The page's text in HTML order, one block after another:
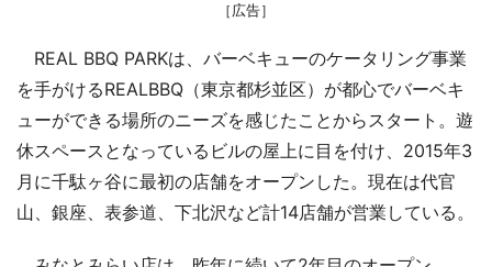
［広告］
REAL BBQ PARKは、バーベキューのケータリング事業
を手がけるREALBBQ（東京都杉並区）が都心でバーベキ
ューができる場所のニーズを感じたことからスタート。遊
休スペースとなっているビルの屋上に目を付け、2015年3
月に千駄ヶ谷に最初の店舗をオープンした。現在は代官
山、銀座、表参道、下北沢など計14店舗が営業している。